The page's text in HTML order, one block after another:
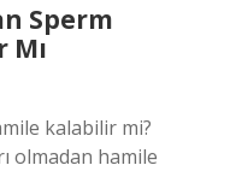
Sperm
Mı
kalabilir mi?
olmadan hamile